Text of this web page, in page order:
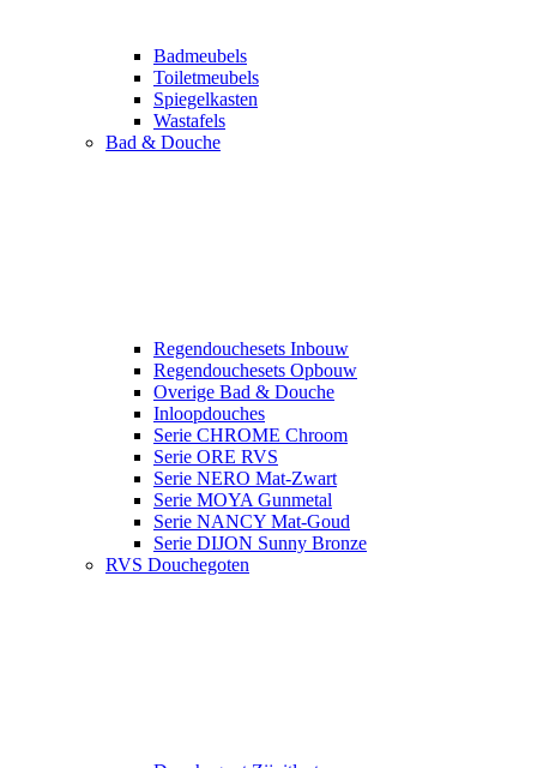
Badmeubels
Toiletmeubels
Spiegelkasten
Wastafels
Bad & Douche
Regendouchesets Inbouw
Regendouchesets Opbouw
Overige Bad & Douche
Inloopdouches
Serie CHROME Chroom
Serie ORE RVS
Serie NERO Mat-Zwart
Serie MOYA Gunmetal
Serie NANCY Mat-Goud
Serie DIJON Sunny Bronze
RVS Douchegoten